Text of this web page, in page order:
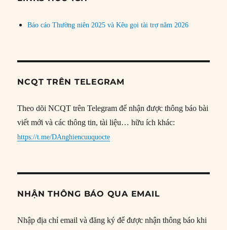
Báo cáo Thường niên 2025 và Kêu gọi tài trợ năm 2026
NCQT TRÊN TELEGRAM
Theo dõi NCQT trên Telegram để nhận được thông báo bài
viết mới và các thông tin, tài liệu… hữu ích khác:
https://t.me/DAnghiencuuquocte
NHẬN THÔNG BÁO QUA EMAIL
Nhập địa chỉ email và đăng ký để được nhận thông báo khi